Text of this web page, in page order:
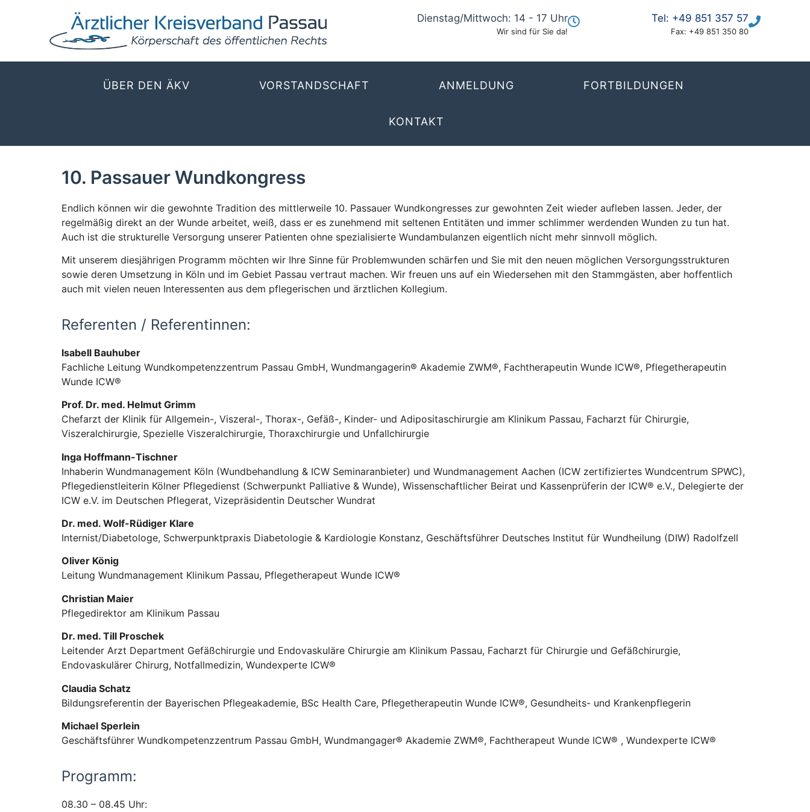
Dienstag/Mittwoch: 14 - 17 Uhr
Wir sind für Sie da!
Tel: +49 851 357 57
Fax: +49 851 350 80
ÜBER DEN ÄKV VORSTANDSCHAFT ANMELDUNG FORTBILDUNGEN
KONTAKT
10. Passauer Wundkongress
Endlich können wir die gewohnte Tradition des mittlerweile 10. Passauer Wundkongresses zur gewohnten Zeit wieder aufleben lassen. Jeder, der
regelmäßig direkt an der Wunde arbeitet, weiß, dass er es zunehmend mit seltenen Entitäten und immer schlimmer werdenden Wunden zu tun hat.
Auch ist die strukturelle Versorgung unserer Patienten ohne spezialisierte Wundambulanzen eigentlich nicht mehr sinnvoll möglich.
Mit unserem diesjährigen Programm möchten wir Ihre Sinne für Problemwunden schärfen und Sie mit den neuen möglichen Versorgungsstrukturen
sowie deren Umsetzung in Köln und im Gebiet Passau vertraut machen. Wir freuen uns auf ein Wiedersehen mit den Stammgästen, aber hoffentlich
auch mit vielen neuen Interessenten aus dem pflegerischen und ärztlichen Kollegium.
Referenten / Referentinnen:
Isabell Bauhuber
Fachliche Leitung Wundkompetenzzentrum Passau GmbH, Wundmangagerin® Akademie ZWM®, Fachtherapeutin Wunde ICW®, Pflegetherapeutin
Wunde ICW®
Prof. Dr. med. Helmut Grimm
Chefarzt der Klinik für Allgemein-, Viszeral-, Thorax-, Gefäß-, Kinder- und Adipositaschirurgie am Klinikum Passau, Facharzt für Chirurgie,
Viszeralchirurgie, Spezielle Viszeralchirurgie, Thoraxchirurgie und Unfallchirurgie
Inga Hoffmann-Tischner
Inhaberin Wundmanagement Köln (Wundbehandlung & ICW Seminaranbieter) und Wundmanagement Aachen (ICW zertifiziertes Wundcentrum SPWC),
Pflegedienstleiterin Kölner Pflegedienst (Schwerpunkt Palliative & Wunde), Wissenschaftlicher Beirat und Kassenprüferin der ICW® e.V., Delegierte der
ICW e.V. im Deutschen Pflegerat, Vizepräsidentin Deutscher Wundrat
Dr. med. Wolf-Rüdiger Klare
Internist/Diabetologe, Schwerpunktpraxis Diabetologie & Kardiologie Konstanz, Geschäftsführer Deutsches Institut für Wundheilung (DIW) Radolfzell
Oliver König
Leitung Wundmanagement Klinikum Passau, Pflegetherapeut Wunde ICW®
Christian Maier
Pflegedirektor am Klinikum Passau
Dr. med. Till Proschek
Leitender Arzt Department Gefäßchirurgie und Endovaskuläre Chirurgie am Klinikum Passau, Facharzt für Chirurgie und Gefäßchirurgie,
Endovaskulärer Chirurg, Notfallmedizin, Wundexperte ICW®
Claudia Schatz
Bildungsreferentin der Bayerischen Pflegeakademie, BSc Health Care, Pflegetherapeutin Wunde ICW®, Gesundheits- und Krankenpflegerin
Michael Sperlein
Geschäftsführer Wundkompetenzzentrum Passau GmbH, Wundmangager® Akademie ZWM®, Fachtherapeut Wunde ICW® , Wundexperte ICW®
Programm:
08.30 – 08.45 Uhr: